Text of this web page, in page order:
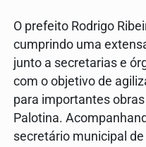
O prefeito Rodrigo
cumprindo uma
junto a secretarias e
com o objetivo de
para importantes
Palotina.
secretário municipal